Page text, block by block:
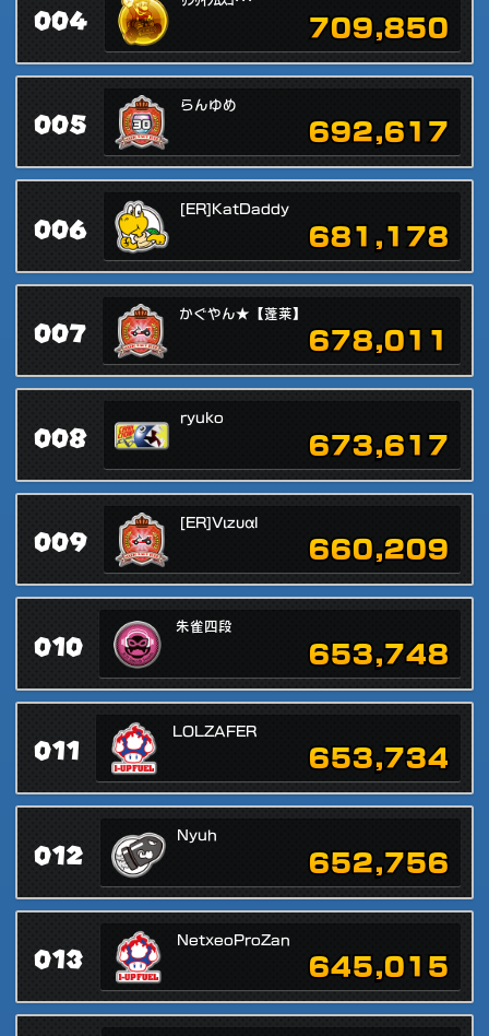
004 709,850
005
らんゆめ
692,617
006
[ER]KatDaddy
681,178
007
かぐやん★【蓬莱】
678,011
008
ryuko
673,617
009
[ER]Vιzυαl
660,209
010
朱雀四段
653,748
011
LOLZAFER
653,734
012
Nyuh
652,756
013
NetxeoProZan
645,015